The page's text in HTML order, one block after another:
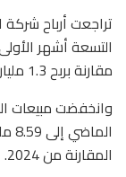
مقارنة بربح 1.3 مليار جنيه خلال الفترة نفسها من العام الأسبق.
وانخفضت مبيعات
المقارنة من 2024.